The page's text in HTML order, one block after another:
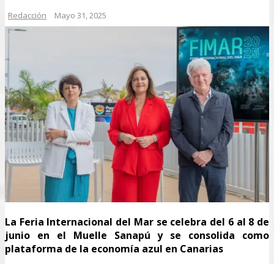
Redacción Mayo 31, 2025
La Feria Internacional del Mar se celebra del 6 al 8 de
junio en el Muelle Sanapú y se consolida como
plataforma de la economía azul en Canarias